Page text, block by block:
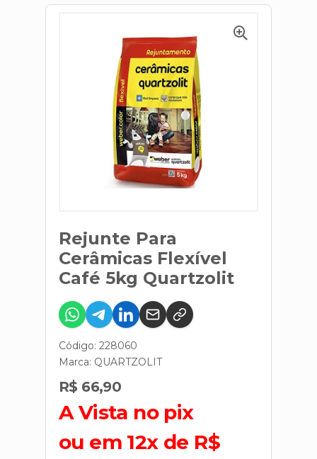
Rejunte Para
Cerâmicas Flexível
Café 5kg Quartzolit
Código: 228060
Marca: QUARTZOLIT
R$ 66,90
A Vista no pix
ou em 12x de R$